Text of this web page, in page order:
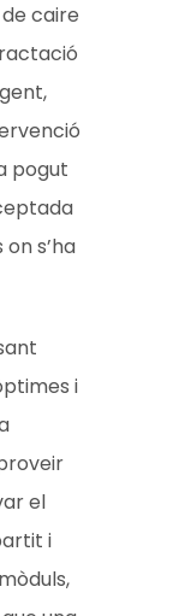
caire
pogut
s’ha
i
el
i